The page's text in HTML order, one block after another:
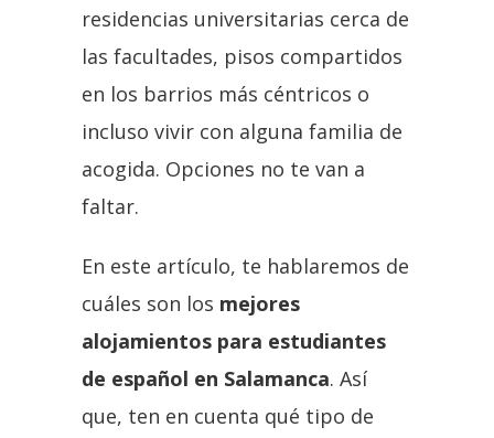
residencias universitarias cerca de
las facultades, pisos compartidos
en los barrios más céntricos o
incluso vivir con alguna familia de
acogida. Opciones no te van a
faltar.
En este artículo, te hablaremos de
cuáles son los mejores
alojamientos para estudiantes
de español en Salamanca. Así
que, ten en cuenta qué tipo de